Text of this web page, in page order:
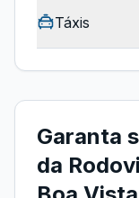
Táxis
Garanta
da